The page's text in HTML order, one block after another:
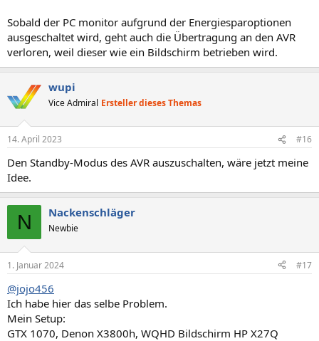
Sobald der PC monitor aufgrund der Energiesparoptionen
ausgeschaltet wird, geht auch die Übertragung an den AVR
verloren, weil dieser wie ein Bildschirm betrieben wird.
wupi
Vice Admiral Ersteller dieses Themas
14. April 2023 #16
Den Standby-Modus des AVR auszuschalten, wäre jetzt meine
Idee.
N Nackenschläger
Newbie
1. Januar 2024 #17
@jojo456
Ich habe hier das selbe Problem.
Mein Setup:
GTX 1070, Denon X3800h, WQHD Bildschirm HP X27Q